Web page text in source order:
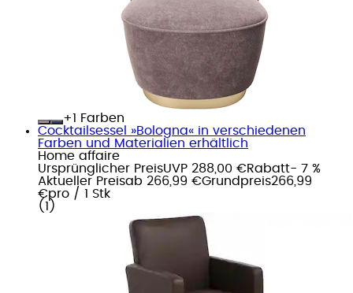
+
Farben
Cocktailsessel »Bologna« in verschiedenen
Farben und Materialien erhältlich
Home affaire
Ursprünglicher PreisUVP 288,00 €Rabatt- 7 %
Aktueller Preisab 266,99 €Grundpreis266,99
€pro / 1 Stk
( 1 )